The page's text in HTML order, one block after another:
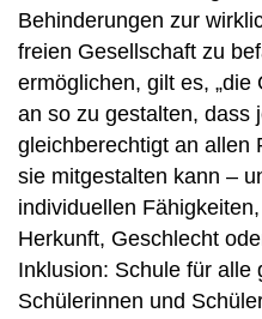
Behinderungen zur
freien Gesellschaft zu
ermöglichen, gilt es, „die
an so zu gestalten, dass
gleichberechtigt an allen
sie mitgestalten kann –
individuellen
Herkunft, Geschlecht
Inklusion: Schule für alle
Schülerinnen und